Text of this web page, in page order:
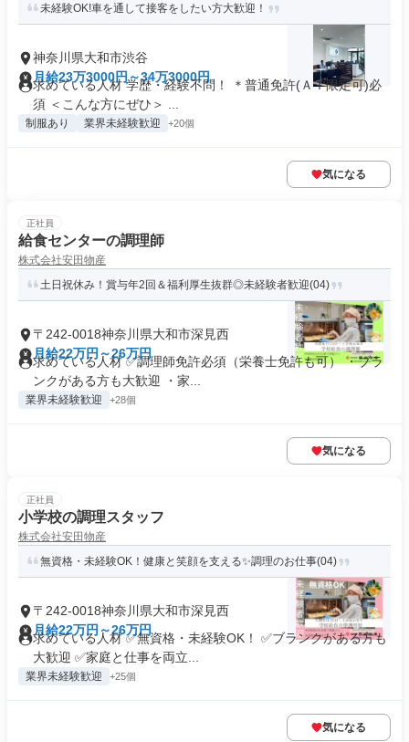
未経験OK!車を通して接客をしたい方大歓迎！
神奈川県大和市渋谷
月給23万3000円～34万3000円
求めている人材 学歴・経験不問！ ＊普通免許(ＡＴ限定可)必
須 ＜こんな方にぜひ＞ ...
制服あり 業界未経験歓迎 +20個
気になる
正社員
給食センターの調理師
株式会社安田物産
土日祝休み！賞与年2回＆福利厚生抜群◎未経験者歓迎(04)
〒242-0018神奈川県大和市深見西
月給22万円～26万円
求めている人材 ✅調理師免許必須（栄養士免許も可） ・ブラ
ンクがある方も大歓迎 ・家...
業界未経験歓迎 +28個
気になる
正社員
小学校の調理スタッフ
株式会社安田物産
無資格・未経験OK！健康と笑顔を支える✨調理のお仕事(04)
〒242-0018神奈川県大和市深見西
月給22万円～26万円
求めている人材 ✅無資格・未経験OK！ ✅ブランクがある方も
大歓迎 ✅家庭と仕事を両立...
業界未経験歓迎 +25個
気になる